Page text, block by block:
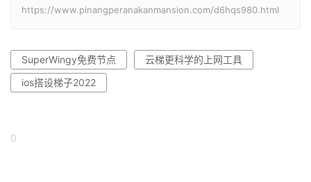
https://www.pinangperanakanmansion.com/d6hqs980.html
SuperWingy免费节点
云梯更科学的上网工具
ios搭设梯子2022
0